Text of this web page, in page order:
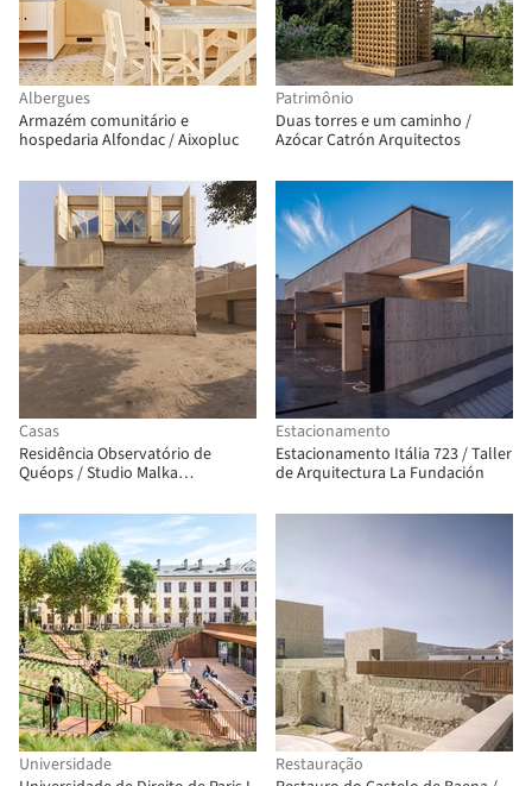
Albergues
Armazém comunitário e
hospedaria Alfondac / Aixopluc
Patrimônio
Duas torres e um caminho /
Azócar Catrón Arquitectos
Casas
Residência Observatório de
Quéops / Studio Malka
Estacionamento
Estacionamento Itália 723 / Taller
de Arquitectura La Fundación
Universidade
Restauração